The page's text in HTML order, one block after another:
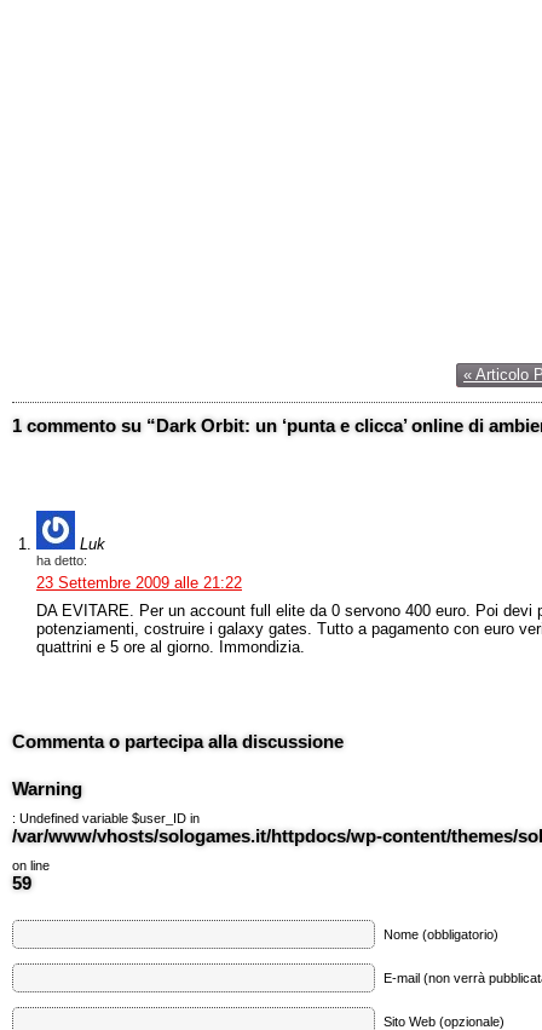
« Articolo
1 commento su “Dark Orbit: un ‘punta e clicca’ online di
Luk
ha detto:
23 Settembre 2009 alle 21:22
DA EVITARE. Per un account full elite da 0 servono 400 euro. Poi devi
potenziamenti, costruire i galaxy gates. Tutto a pagamento con euro
quattrini e 5 ore al giorno. Immondizia.
Commenta o partecipa alla discussione
Warning
: Undefined variable $user_ID in
/var/www/vhosts/sologames.it/httpdocs/wp-content/themes/
on line
59
Nome (obbligatorio)
E-mail (non verrà
Sito Web (opzionale)